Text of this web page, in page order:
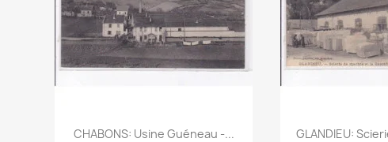
Aperçu rapide
CHABONS: Usine Guéneau -...

GLANDIEU: